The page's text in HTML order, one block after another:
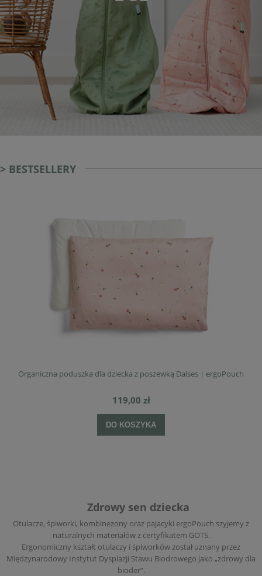
> BESTSELLERY
Śpiworek do spania dla dziecka Jersey Daisies 8-24M
DO KOSZYKA
Zdrowy sen dziecka
Otulacze, śpiworki, kombinezony oraz pajacyki ergoPouch szyjemy z
naturalnych materiałów z certyfikatem GOTS.
Ergonomiczny kształt otulaczy i śpiworków został uznany przez
Międzynarodowy Instytut Dysplazji Stawu Biodrowego jako „zdrowy dla
bioder”.